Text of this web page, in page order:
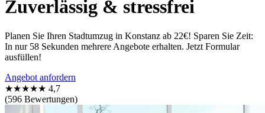
Zuverlässig & stressfrei
Planen Sie Ihren Stadtumzug in Konstanz ab 22€! Sparen Sie Zeit:
In nur 58 Sekunden mehrere Angebote erhalten. Jetzt Formular
ausfüllen!
Angebot anfordern
★★★★★ 4,7
(596 Bewertungen)